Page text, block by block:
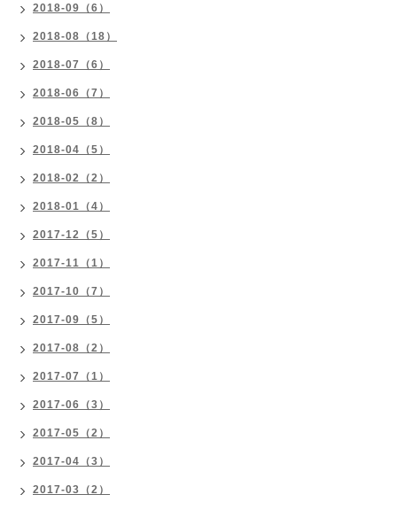
2018-09（6）
2018-08（18）
2018-07（6）
2018-06（7）
2018-05（8）
2018-04（5）
2018-02（2）
2018-01（4）
2017-12（5）
2017-11（1）
2017-10（7）
2017-09（5）
2017-08（2）
2017-07（1）
2017-06（3）
2017-05（2）
2017-04（3）
2017-03（2）